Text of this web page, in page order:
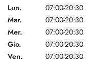
Lun.
07:00-20:30
Mar.
07:00-20:30
Mer.
07:00-20:30
Gio.
07:00-20:30
Ven.
07:00-20:30